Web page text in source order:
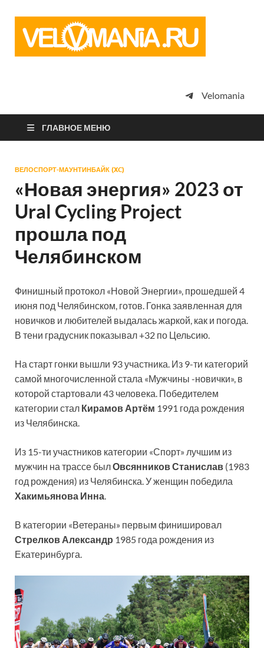
просто
Velomania
ГЛАВНОЕ МЕНЮ
ВЕЛОСПОРТ-МАУНТИНБАЙК (XC)
«Новая энергия» 2023 от
Ural Cycling Project
прошла под
Челябинском
Финишный протокол «Новой Энергии», прошедшей 4
июня под Челябинском, готов. Гонка заявленная для
новичков и любителей выдалась жаркой, как и погода.
В тени градусник показывал +32 по Цельсию.
На старт гонки вышли 93 участника. Из 9-ти категорий
самой многочисленной стала «Мужчины -новички», в
которой стартовали 43 человека. Победителем
категории стал Кирамов Артём 1991 года рождения
из Челябинска.
Из 15-ти участников категории «Спорт» лучшим из
мужчин на трассе былОвсянников Станислав (1983
год рождения) из Челябинска. У женщин победила
Хакимьянова Инна.
В категории «Ветераны» первым финишировал
Стрелков Александр 1985 года рождения из
Екатеринбурга.